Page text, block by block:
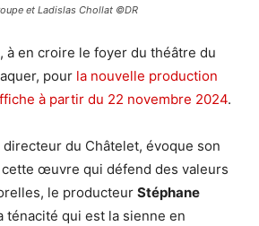
et Ladislas Chollat ©DR
à en croire le foyer du théâtre du
pour la nouvelle production
à partir du 22 novembre 2024.
directeur du Châtelet, évoque son
œuvre qui défend des valeurs
le producteur Stéphane
ténacité qui est la sienne en